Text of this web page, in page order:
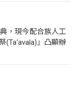
，現今配合族人工
(Ta‘avala)」凸顯辦